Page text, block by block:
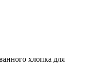
хлопка для